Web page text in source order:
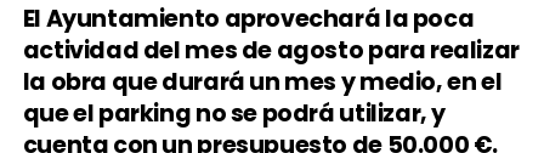
El Ayuntamiento aprovechará la poca
actividad del mes de agosto para realizar
la obra que durará un mes y medio, en el
que el parking no se podrá utilizar, y
cuenta con un presupuesto de 50.000 €.